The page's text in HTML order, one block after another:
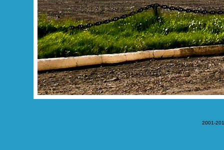
2001-